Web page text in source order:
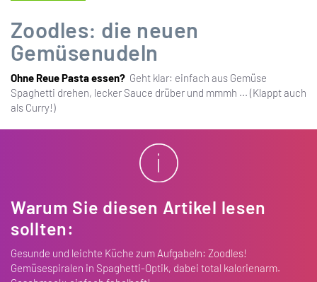
Zoodles: die neuen
Gemüsenudeln
Ohne Reue Pasta essen? Geht klar: einfach aus Gemüse
Spaghetti drehen, lecker Sauce drüber und mmmh ... (Klappt auch
als Curry!)
Warum Sie diesen Artikel lesen
sollten:
Gesunde und leichte Küche zum Aufgabeln: Zoodles!
Gemüsespiralen in Spaghetti-Optik, dabei total kalorienarm.